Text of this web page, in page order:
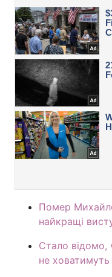
Помер
найкращі
Стало
не ховатимуть